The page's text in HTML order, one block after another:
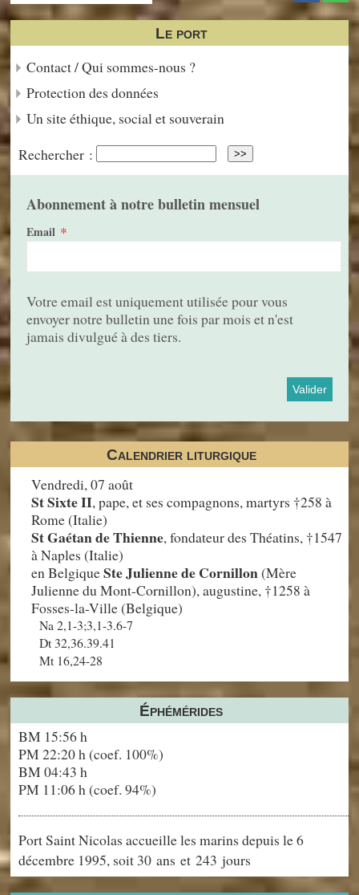
Le port
Contact / Qui sommes-nous ?
Protection des données
Un site éthique, social et souverain
Rechercher :
Abonnement à notre bulletin mensuel
Email *
Votre email est uniquement utilisée pour vous
envoyer notre bulletin une fois par mois et n'est
jamais divulgué à des tiers.
Calendrier liturgique
Vendredi, 07 août
St Sixte II, pape, et ses compagnons, martyrs †258 à
Rome (Italie)
St Gaétan de Thienne, fondateur des Théatins, †1547
à Naples (Italie)
en BelgiqueSte Julienne de Cornillon(Mère
Julienne du Mont-Cornillon), augustine, †1258 à
Fosses-la-Ville (Belgique)
Na 2,1-3;3,1-3.6-7
Dt 32,36.39.41
Mt 16,24-28
Éphémérides
BM 15:56 h
PM 22:20 h (coef. 100%)
BM 04:43 h
PM 11:06 h (coef. 94%)
Port Saint Nicolas accueille les marins depuis le 6
décembre 1995, soit 30 ans et 243 jours